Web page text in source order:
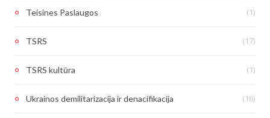
Teisines Paslaugos (1)
TSRS (17)
TSRS kultūra (1)
Ukrainos demilitarizacija ir denacifikacija (16)